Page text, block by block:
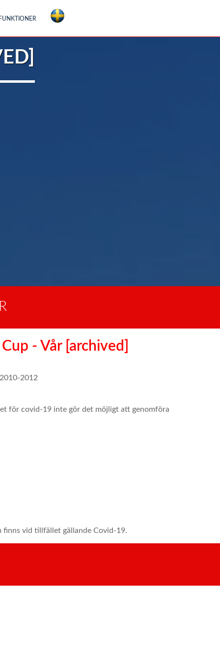
- Vår [archived]
2012
för covid-19 inte gör det möjligt att genomföra
finns vid tillfället gällande Covid-19.